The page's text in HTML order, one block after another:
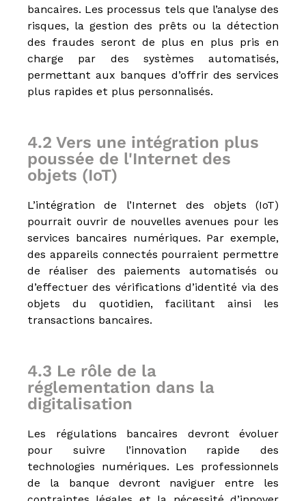
bancaires. Les processus tels que l’analyse des
risques, la gestion des prêts ou la détection
des fraudes seront de plus en plus pris en
charge par des systèmes automatisés,
permettant aux banques d’offrir des services
plus rapides et plus personnalisés.
4.2 Vers une intégration plus
poussée de l'Internet des
objets (IoT)
L’intégration de l’Internet des objets (IoT)
pourrait ouvrir de nouvelles avenues pour les
services bancaires numériques. Par exemple,
des appareils connectés pourraient permettre
de réaliser des paiements automatisés ou
d’effectuer des vérifications d’identité via des
objets du quotidien, facilitant ainsi les
transactions bancaires.
4.3 Le rôle de la
réglementation dans la
digitalisation
Les régulations bancaires devront évoluer
pour suivre l’innovation rapide des
technologies numériques. Les professionnels
de la banque devront naviguer entre les